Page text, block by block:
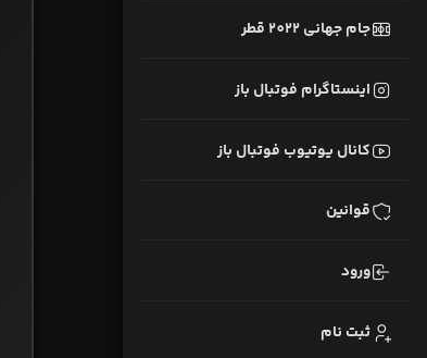
جام جهانی 2022 قطر
اینستاگرام فوتبال باز
کانال یوتیوب فوتبال باز
قوانین
ورود
ثبت نام